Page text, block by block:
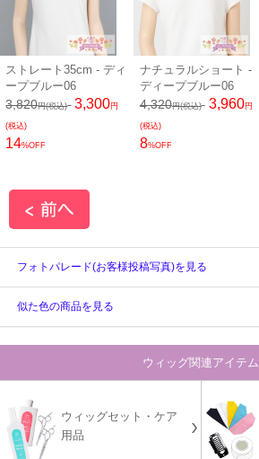
ストレート35cm - ディ
ープブルー06
3,820円(税込) 3,300円
(税込)
14%OFF
ナチュラルショート -
ディープブルー06
4,320円(税込) 3,960円
(税込)
8%OFF
フォトパレード(お客様投稿写真)を見る
似た色の商品を見る
ウィッグ関連アイテム
ウィッグセット・ケア
用品